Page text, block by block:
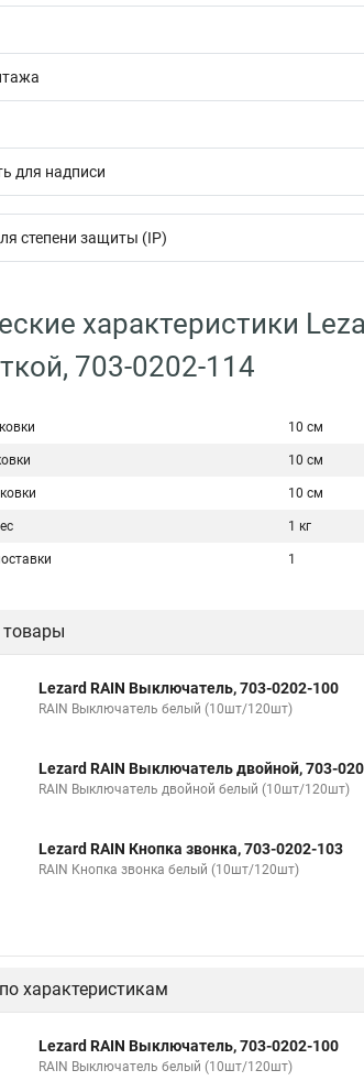
для надписи
степени защиты (IP)
характеристики
703-0202-114
10 см
10 см
10 см
1 кг
1
Lezard RAIN Выключатель, 703-0202-100
RAIN Выключатель белый (10шт/120шт)
Lezard RAIN Выключатель двойной, 703-
RAIN Выключатель двойной белый (10шт/120шт)
Lezard RAIN Кнопка звонка, 703-0202-103
RAIN Кнопка звонка белый (10шт/120шт)
характеристикам
Lezard RAIN Выключатель, 703-0202-100
RAIN Выключатель белый (10шт/120шт)